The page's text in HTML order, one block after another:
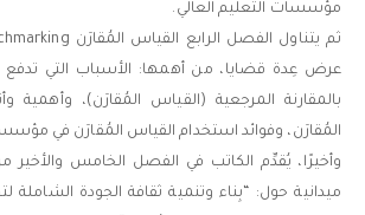
مؤسسات التعليم العالي.
عرض عِدة قضايا، من أهمها: الأسباب التي تدفع
بالمقارنة المرجعية (القياس المُقارَن)، وأهمية
المُقارَن، وفوائد استخدام القياس المُقارَن في
وأخيرًا، يُقدِّم الكاتب في الفصل الخامس والأخير
ميدانية حول: “بِناء وتنمية ثقافة الجودة الشاملة